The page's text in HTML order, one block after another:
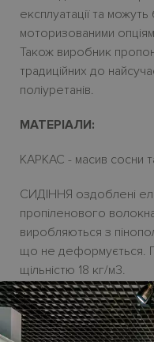
експлуатації та
моторизованими
Також виробник
традиційних до
поліуретанів.
МАТЕРІАЛИ:
КАРКАС - масив сосни
СИДІННЯ оздоблені
пропіленового
виробляються з
що не деформується.
щільністю 18 кг/м3.
МЕХАНІЗМ - "Latredici"
основа під матрац